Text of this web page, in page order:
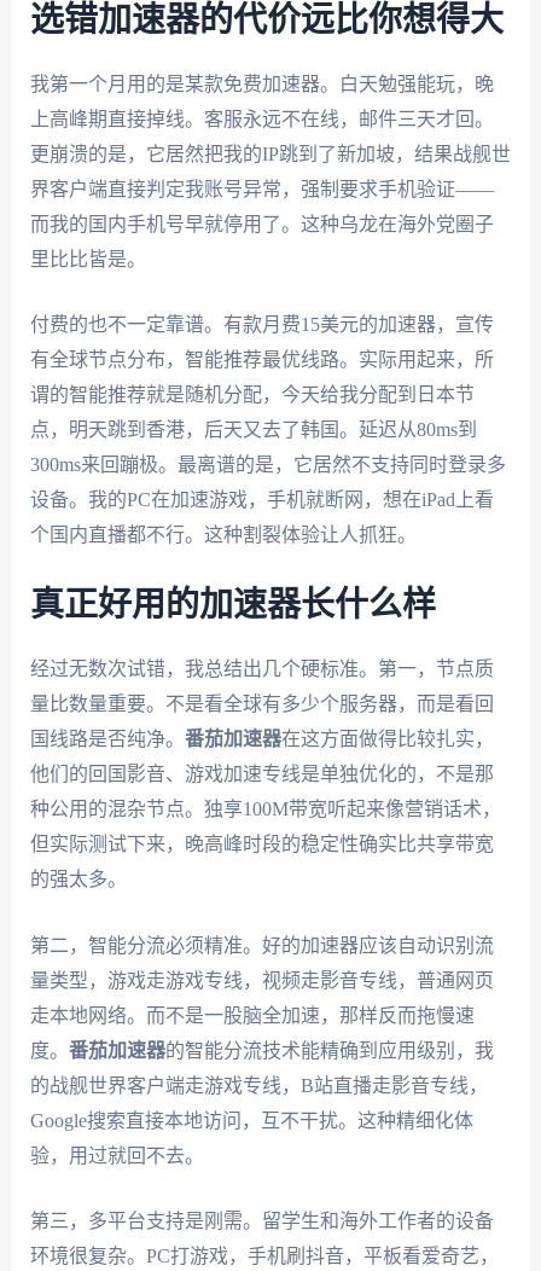
选错加速器的代价远比你想得大
我第一个月用的是某款免费加速器。白天勉强能玩，晚
上高峰期直接掉线。客服永远不在线，邮件三天才回。
更崩溃的是，它居然把我的IP跳到了新加坡，结果战舰世
界客户端直接判定我账号异常，强制要求手机验证——
而我的国内手机号早就停用了。这种乌龙在海外党圈子
里比比皆是。
付费的也不一定靠谱。有款月费15美元的加速器，宣传
有全球节点分布，智能推荐最优线路。实际用起来，所
谓的智能推荐就是随机分配，今天给我分配到日本节
点，明天跳到香港，后天又去了韩国。延迟从80ms到
300ms来回蹦极。最离谱的是，它居然不支持同时登录多
设备。我的PC在加速游戏，手机就断网，想在iPad上看
个国内直播都不行。这种割裂体验让人抓狂。
真正好用的加速器长什么样
经过无数次试错，我总结出几个硬标准。第一，节点质
量比数量重要。不是看全球有多少个服务器，而是看回
国线路是否纯净。 番茄加速器在这方面做得比较扎实，
他们的回国影音、游戏加速专线是单独优化的，不是那
种公用的混杂节点。独享100M带宽听起来像营销话术，
但实际测试下来，晚高峰时段的稳定性确实比共享带宽
的强太多。
第二，智能分流必须精准。好的加速器应该自动识别流
量类型，游戏走游戏专线，视频走影音专线，普通网页
走本地网络。而不是一股脑全加速，那样反而拖慢速
度。 番茄加速器的智能分流技术能精确到应用级别，我
的战舰世界客户端走游戏专线，B站直播走影音专线，
Google搜索直接本地访问，互不干扰。这种精细化体
验，用过就回不去。
第三，多平台支持是刚需。留学生和海外工作者的设备
环境很复杂。PC打游戏，手机刷抖音，平板看爱奇艺，